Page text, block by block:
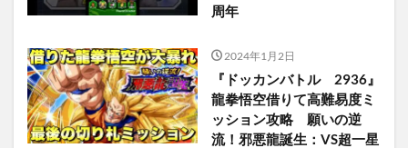
周年
2024年1月2日
『ドッカンバトル 2936』
龍拳悟空借りて高難易度ミ
ッション攻略 願いの逆
流！邪悪龍誕生：VS超一星